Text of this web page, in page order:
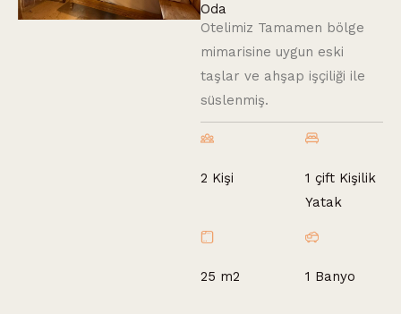
Oda
Otelimiz Tamamen bölge
mimarisine uygun eski
taşlar ve ahşap işçiliği ile
süslenmiş.
2 Kişi
1 çift Kişilik
Yatak
25 m2 1 Banyo